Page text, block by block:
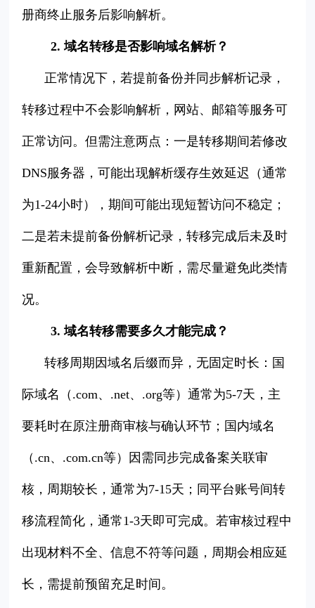
册商终止服务后影响解析。
2. 域名转移是否影响域名解析？
正常情况下，若提前备份并同步解析记录，
转移过程中不会影响解析，网站、邮箱等服务可
正常访问。但需注意两点：一是转移期间若修改
DNS服务器，可能出现解析缓存生效延迟（通常
为1-24小时），期间可能出现短暂访问不稳定；
二是若未提前备份解析记录，转移完成后未及时
重新配置，会导致解析中断，需尽量避免此类情
况。
3. 域名转移需要多久才能完成？
转移周期因域名后缀而异，无固定时长：国
际域名（.com、.net、.org等）通常为5-7天，主
要耗时在原注册商审核与确认环节；国内域名
（.cn、.com.cn等）因需同步完成备案关联审
核，周期较长，通常为7-15天；同平台账号间转
移流程简化，通常1-3天即可完成。若审核过程中
出现材料不全、信息不符等问题，周期会相应延
长，需提前预留充足时间。